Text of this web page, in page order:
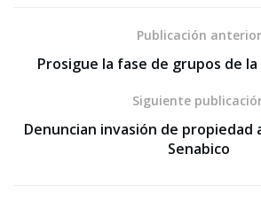
Publicación anterior
Prosigue la fase de grupos de la
Siguiente
Denuncian invasión de propiedad
Senabico